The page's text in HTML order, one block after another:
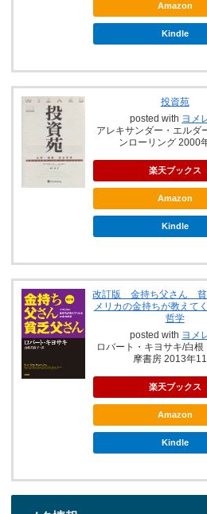
Amazon
Kindle
投資苑
posted with ヨメ
アレキサンダー・エルダ
ンローリング 2000
楽天ブックス
Amazon
Kindle
改訂版 金持ち父さん 貧
メリカの金持ちが教えて
哲学
posted with ヨメ
ロバート・キヨサキ/白
摩書房 2013年11
楽天ブックス
Amazon
Kindle